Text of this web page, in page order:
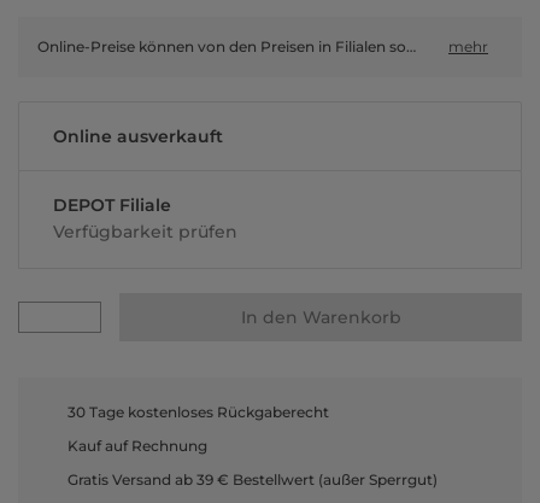
Online-Preise können von den Preisen in Filialen sowie Shop-in-Shop-Flächen abweichen. mehr
Online ausverkauft
DEPOT Filiale
Verfügbarkeit prüfen
In den Warenkorb
30 Tage kostenloses Rückgaberecht
Kauf auf Rechnung
Gratis Versand ab 39 € Bestellwert (außer Sperrgut)